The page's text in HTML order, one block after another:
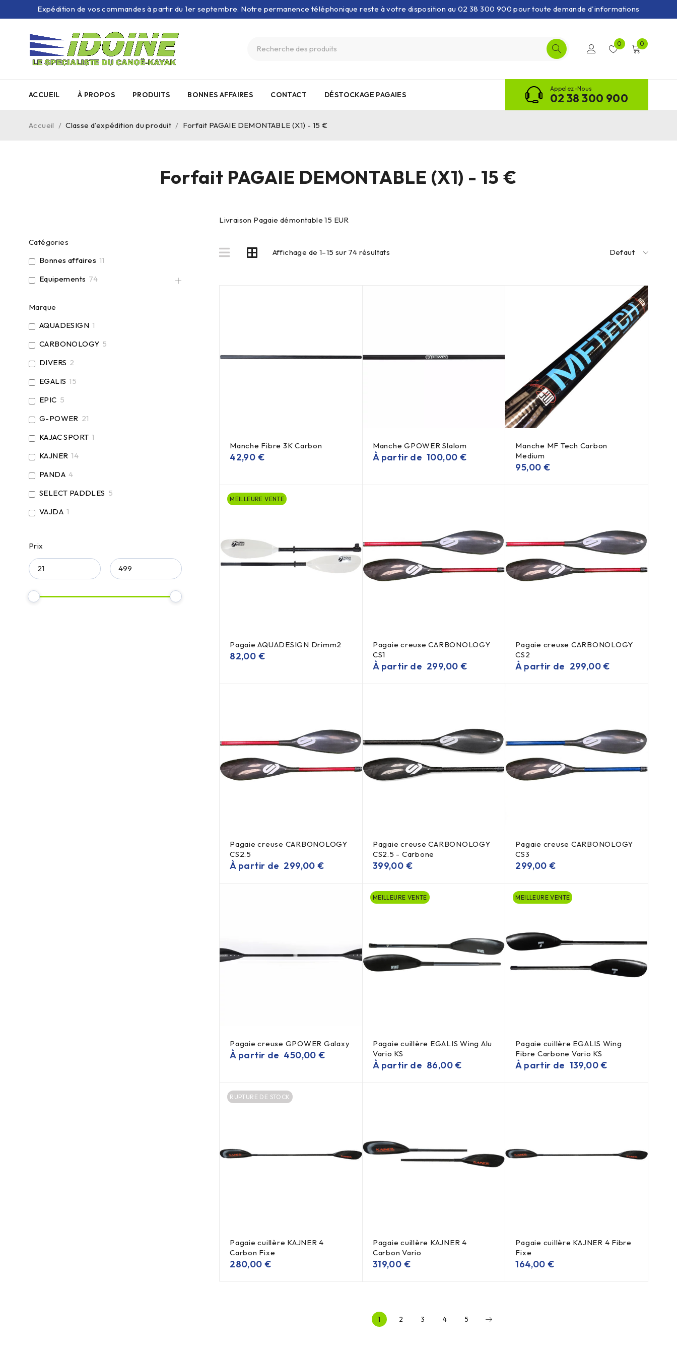
Expédition de vos commandes à partir du 1er septembre. Notre permanence téléphonique reste à votre disposition au 02 38 300 900 pour toute demande d'informations
0 0
ACCUEIL À PROPOS PRODUITS BONNES AFFAIRES CONTACT DÉSTOCKAGE PAGAIES
Appelez-Nous
02 38 300 900
Forfait PAGAIE DEMONTABLE (X1) - 15 €
Accueil / Classe d’expédition du produit / Forfait PAGAIE DEMONTABLE (X1) - 15 €
Catégories
Bonnes affaires 11
Equipements 74
Marque
AQUADESIGN 1
CARBONOLOGY 5
DIVERS 2
EGALIS 15
EPIC 5
G-POWER 21
KAJAC SPORT 1
KAJNER 14
PANDA 4
SELECT PADDLES 5
VAJDA 1
Prix
Livraison Pagaie démontable 15 EUR
Affichage de 1–15 sur 74 résultats Defaut
Manche Fibre 3K Carbon
42,90 €
Manche GPOWER Slalom
À partir de 100,00 €
Manche MF Tech Carbon
Medium
95,00 €
MEILLEURE VENTE
Pagaie AQUADESIGN Drimm2
82,00 €
Pagaie creuse CARBONOLOGY
CS1
À partir de 299,00 €
Pagaie creuse CARBONOLOGY
CS2
À partir de 299,00€
Pagaie creuse CARBONOLOGY
CS2.5
À partir de 299,00€
Pagaie creuse CARBONOLOGY
CS2.5 - Carbone
399,00 €
Pagaie creuse CARBONOLOGY
CS3
299,00€
Pagaie creuse GPOWER Galaxy
À partir de 450,00€
MEILLEURE VENTE
Pagaie cuillère EGALIS Wing Alu
Vario KS
À partir de 86,00€
MEILLEURE VENTE
Pagaie cuillère EGALIS Wing
Fibre Carbone Vario KS
À partir de 139,00€
RUPTURE DE STOCK
Pagaie cuillère KAJNER 4
Carbon Fixe
280,00 €
Pagaie cuillère KAJNER 4
Carbon Vario
319,00 €
Pagaie cuillère KAJNER 4 Fibre
Fixe
164,00€
1 2 3 4 5